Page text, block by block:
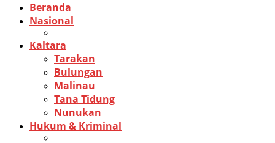
Beranda
Nasional
Kaltara
Tarakan
Bulungan
Malinau
Tana Tidung
Nunukan
Hukum & Kriminal